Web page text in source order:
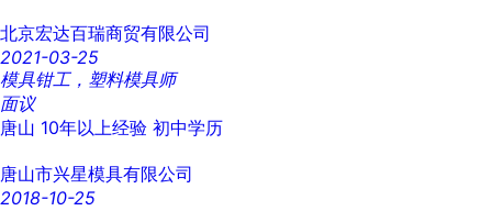
北京宏达百瑞商贸有限公司
2021-03-25
模具钳工，塑料模具师
面议
唐山 10年以上经验 初中学历
唐山市兴星模具有限公司
2018-10-25